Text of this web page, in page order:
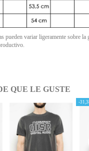
pueden variar ligeramente sobre la
QUE LE GUSTE
-